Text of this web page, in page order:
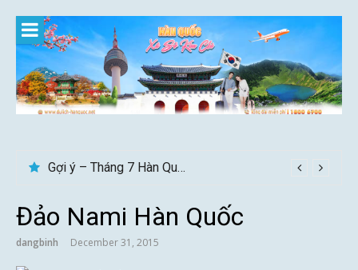
content
Gợi ý – Tháng 7 Hàn Quốc nên đi đâu, mặc gì đẹp?
Đảo Nami Hàn Quốc
dangbinh December 31, 2015